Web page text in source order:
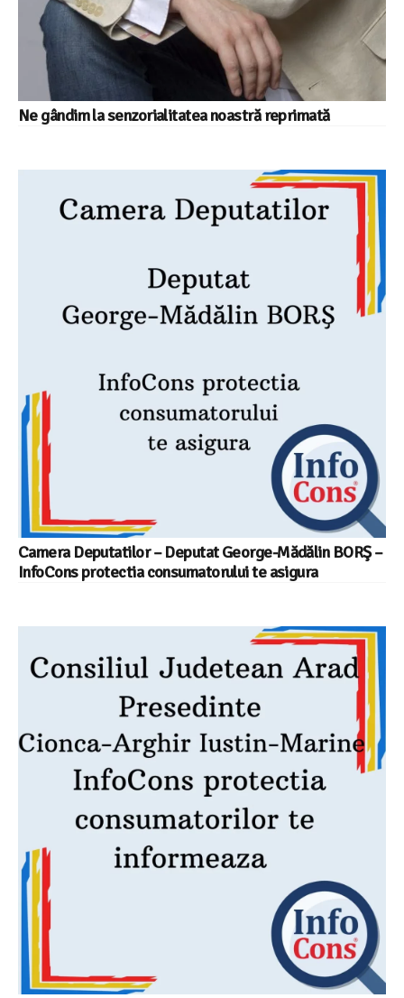
Ne gândim la senzorialitatea noastră reprimată
Camera Deputatilor – Deputat George-Mădălin BORŞ –
InfoCons protectia consumatorului te asigura